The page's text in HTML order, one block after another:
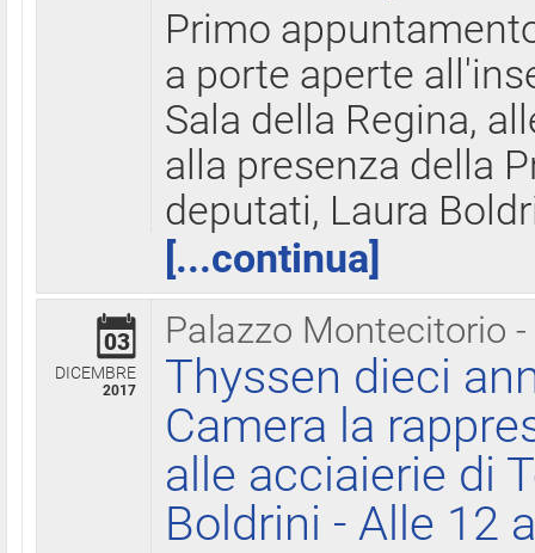
Primo
a porte aperte
Sala della Regina,
alla presenza della
deputati, Laura
[...continua]
Palazzo Montecitorio
03
DICEMBRE
2017
Thyssen dieci
Camera la
alle acciaierie di
Boldrini - Alle 12